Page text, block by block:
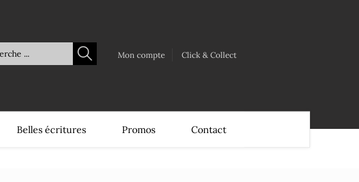
Mon compte Click & Collect
Belles écritures Promos Contact